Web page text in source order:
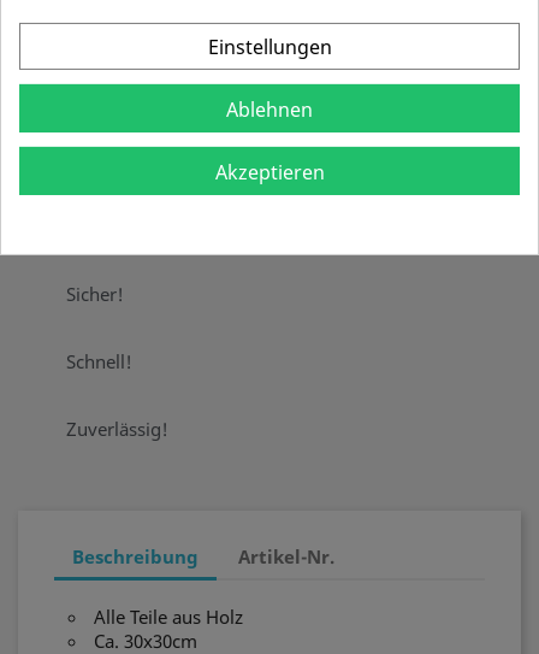
 IN DEN WARENKORB
Nur noch wenige Teile verfügbar
Sicher!
Schnell!
Zuverlässig!
Beschreibung Artikel-Nr.
Alle Teile aus Holz
Ca. 30x30cm
Einstellungen
Ablehnen
Akzeptieren